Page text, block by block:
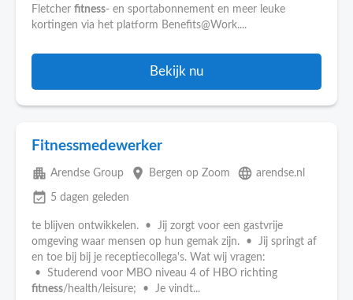
Fletcher fitness- en sportabonnement en meer leuke
kortingen via het platform Benefits@Work....
Bekijk nu
Fitnessmedewerker
apartment Arendse Group place Bergen op Zoom language arendse.nl
event_available 5 dagen geleden
te blijven ontwikkelen. • Jij zorgt voor een gastvrije
omgeving waar mensen op hun gemak zijn. • Jij springt af
en toe bij bij je receptiecollega's. Wat wij vragen:
• Studerend voor MBO niveau 4 of HBO richting
fitness/health/leisure; • Je vindt...